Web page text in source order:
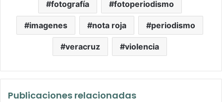
fotografía fotoperiodismo
imagenes nota roja periodismo
veracruz violencia
Publicaciones relacionadas